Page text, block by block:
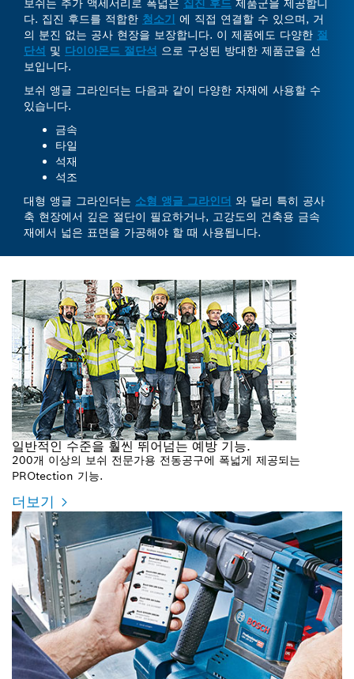
보쉬는 추가 액세서리로 폭넓은 집진 후드 제품군을 제공합니
다. 집진 후드를 적합한 청소기 에 직접 연결할 수 있으며, 거
의 분진 없는 공사 현장을 보장합니다. 이 제품에도 다양한 절
단석 및 다이아몬드 절단석 으로 구성된 방대한 제품군을 선
보입니다.
보쉬 앵글 그라인더는 다음과 같이 다양한 자재에 사용할 수
있습니다.
금속
타일
석재
석조
대형 앵글 그라인더는 소형 앵글 그라인더 와 달리 특히 공사
축 현장에서 깊은 절단이 필요하거나, 고강도의 건축용 금속
재에서 넓은 표면을 가공해야 할 때 사용됩니다.
일반적인 수준을 훨씬 뛰어넘는 예방 기능.
200개 이상의 보쉬 전문가용 전동공구에 폭넓게 제공되는
PROtection 기능.
더보기